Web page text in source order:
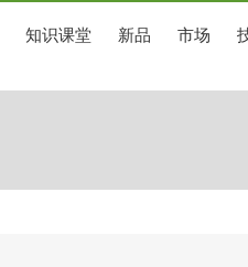
知识课堂 新品 市场